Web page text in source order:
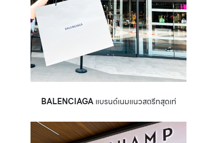
BALENCIAGAแบรนด์เนมแนวสตรีทสุดเท่